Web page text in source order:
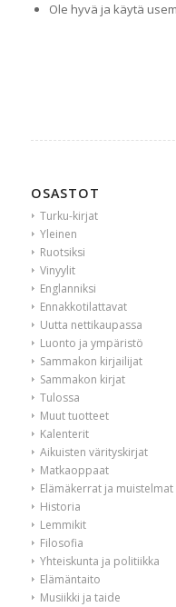
Ole hyvä ja käytä
OSASTOT
Turku-kirjat
Yleinen
Ruotsiksi
Vinyylit
Englanniksi
Ennakkotilattavat
Uutta nettikaupassa
Luonto ja ympäristö
Sammakon kirjailijat
Sammakon kirjat
Tulossa
Muut tuotteet
Kalenterit
Aikuisten värityskirjat
Matkaoppaat
Elämäkerrat ja muistelmat
Historia
Lemmikit
Filosofia
Yhteiskunta ja politiikka
Elämäntaito
Musiikki ja taide